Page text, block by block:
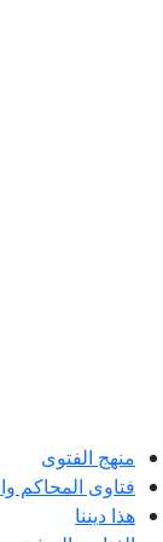
منهج الفتوى
فتاوى المحاكم
هذا ديننا